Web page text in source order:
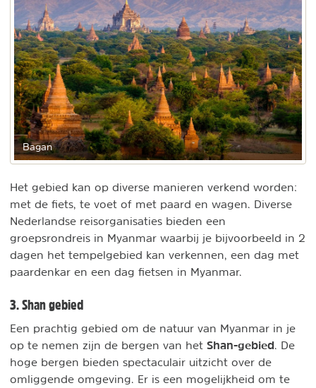
Bagan
Het gebied kan op diverse manieren verkend worden:
met de fiets, te voet of met paard en wagen. Diverse
Nederlandse reisorganisaties bieden een
groepsrondreis in Myanmar waarbij je bijvoorbeeld in 2
dagen het tempelgebied kan verkennen, een dag met
paardenkar en een dag fietsen in Myanmar.
3. Shan gebied
Een prachtig gebied om de natuur van Myanmar in je
op te nemen zijn de bergen van het Shan-gebied . De
hoge bergen bieden spectaculair uitzicht over de
omliggende omgeving. Er is een mogelijkheid om te